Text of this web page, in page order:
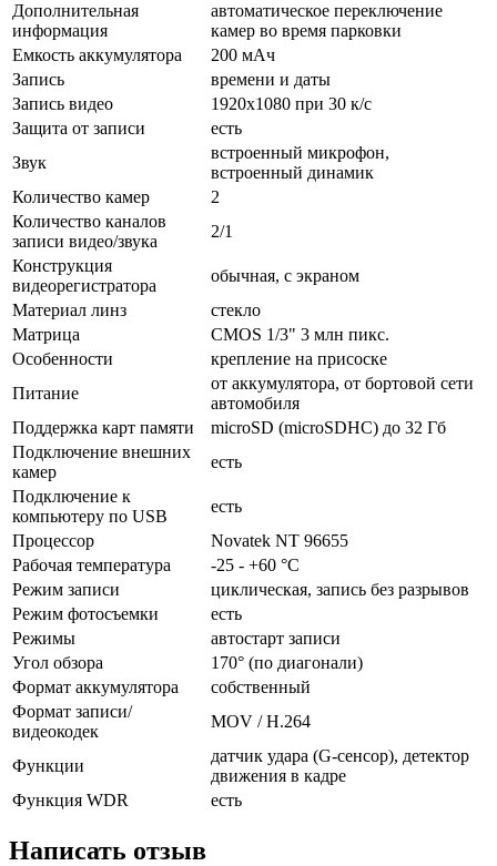
Дополнительная
информация
автоматическое переключение
камер во время парковки
Емкость аккумулятора
200 мАч
Запись
времени и даты
Запись видео
1920x1080 при 30 к/с
Защита от записи
есть
Звук
встроенный микрофон,
встроенный динамик
Количество камер
2
Количество каналов
записи видео/звука
2/1
Конструкция
видеорегистратора
обычная, с экраном
Материал линз
стекло
Матрица
CMOS 1/3" 3 млн пикс.
Особенности
крепление на присоске
Питание
от аккумулятора, от бортовой сети
автомобиля
Поддержка карт памяти
microSD (microSDHC) до 32 Гб
Подключение внешних
камер
есть
Подключение к
компьютеру по USB
есть
Процессор
Novatek NT 96655
Рабочая температура
-25 - +60 °C
Режим записи
циклическая, запись без разрывов
Режим фотосъемки
есть
Режимы
автостарт записи
Угол обзора
170° (по диагонали)
Формат аккумулятора
собственный
Формат записи/
видеокодек
MOV / H.264
Функции
датчик удара (G-сенсор), детектор
движения в кадре
Функция WDR
есть
Написать отзыв